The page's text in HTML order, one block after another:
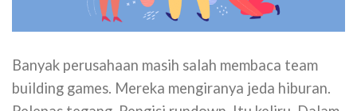
Banyak perusahaan masih salah membaca team
building games. Mereka mengiranya jeda hiburan.